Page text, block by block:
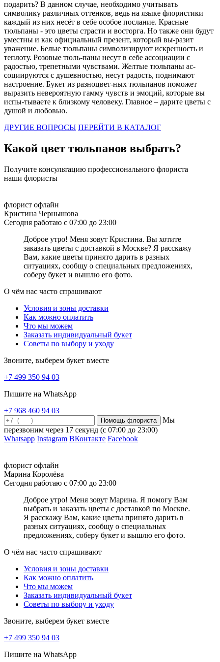
подарить? В данном случае, необходимо учитывать
символику различных оттенков, ведь на языке флористики
каждый из них несёт в себе особое послание. Красные
тюльпаны - это цветы страсти и восторга. Но также они будут
уместны и как официальный презент, который вы-разит
уважение. Белые тюльпаны символизируют искренность и
теплоту. Розовые тюль-паны несут в себе ассоциации с
радостью, трепетными чувствами. Желтые тюльпаны ас-
социируются с душевностью, несут радость, поднимают
настроение. Букет из разноцвет-ных тюльпанов поможет
выразить невероятную гамму чувств и эмоций, которые вы
испы-тываете к близкому человеку. Главное – дарите цветы с
душой и любовью.
ДРУГИЕ ВОПРОСЫ ПЕРЕЙТИ В КАТАЛОГ
Какой цвет тюльпанов выбрать?
Получите консультацию профессионального флориста
наши флористы
флорист офлайн
Кристина Чернышова
Сегодня работаю с 07:00 до 23:00
Доброе утро! Меня зовут Кристина. Вы хотите
заказать цветы с доставкой в Москве? Я расскажу
Вам, какие цветы принято дарить в разных
ситуациях, сообщу о специальных предложениях,
соберу букет и вышлю его фото.
О чём нас часто спрашивают
Условия и зоны доставки
Как можно оплатить
Что мы можем
Заказать индивидуальный букет
Советы по выбору и уходу
Звоните, выберем букет вместе
+7 499 350 94 03
Пишите на WhatsApp
+7 968 460 94 03
Мы
перезвоним через 17 секунд (с 07:00 до 23:00)
Whatsapp Instagram ВКонтакте Facebook
флорист офлайн
Марина Королёва
Сегодня работаю с 07:00 до 23:00
Доброе утро! Меня зовут Марина. Я помогу Вам
выбрать и заказать цветы с доставкой по Москве.
Я расскажу Вам, какие цветы принято дарить в
разных ситуациях, сообщу о специальных
предложениях, соберу букет и вышлю его фото.
О чём нас часто спрашивают
Условия и зоны доставки
Как можно оплатить
Что мы можем
Заказать индивидуальный букет
Советы по выбору и уходу
Звоните, выберем букет вместе
+7 499 350 94 03
Пишите на WhatsApp
количество значений: восхищение смелостью и мужеством;
преданность и уверенность в своём успехе; крепкая дружба;
безграничная любовь, достойная смерти. При таком
разнообразии значений, только сам даритель может вложить в
такой необычный букет свой личный конечный смысл.
Что значит алый цвет цветов
Алый цвет является самым ярким и интенсивным, среди всех
оттенков красного. В отличии от бордовых или красных роз,
алые цветы поражают своей пламенной яркостью! Такие цветы
как будто бы кричат о пылкой страсти и любви, они расскажут
вашей избраннице о самых сильных и искренних чувствах. В
основном, алые цветы преподносят возлюбленной. Это уже
стало неизменной частью цветочного этикета, поэтому такой
знакомой. Дарите алые розы тогда, когда вы уверены в своих
помощи цветов!
Что значит бордовый цвет цветов
Бордовый цвет является неизменным символом роскоши и
богатства. Глубокий оттенок также способен выразить мудрость
и уважение, поэтому чаще всего букеты в бордовой цветовой
гамме преподносят зрелым женщинам. Такой презент выразит
ваше внимание и глубочайшее почтение. Также, бордовые
цветы помогут вам выразить сильное влечение и безграничную
любовь. Композиция из бордовых цветов будет уместна в
подарок маме, начальнику или на Юбилей. Если составить
композицию из бордовых цветов в шляпной коробке, то такой
презент будет выглядеть более торжественно. Бордовый – очень
глубокий оттенок, который сможет подчеркнуть изысканность и
элегантность получательницы!
Что значит розовый цвет цветов
Любые цветы в розовом оттенке выглядят очень элегантно и
нежно. Они наполнены любовью и восхищением, но в них нет
той пылкой страсти и эмоций, как в красных розах. Розовые
цветы символизируют трепетную и нежную любовь, симпатию
и восторг. Существует огромное множество различных оттенков
розового. Рассмотрим основные оттенки и в каких случаях их
юным девушках в знак выражения симпатии. Пыльные розы
цветы дарят в знак признательности, благодарности и уважения.
Коралловые розы расскажут об элегантности и изысканности
вашей избранницы. Выбирая букет цветов в подарок, помните о
возможности рассказать о ваших чувствах и эмоциях при
Что означает, когда дарят розовые розы девушке
С давних времён розовые розы наделены одним единственным
значением: они являются символом нежности, элегантности и
красоты. Вне зависимости от оттенка и количества роз в букете,
композиции из розовых роз всегда выглядят невероятно
изысканно и роскошно. Что символизируют подаренные
розовые розы? Богатый и многогранный язык цветов трактует
подранный букет розовых роз, как выражение симпатии,
нежных и искренних эмоций, а также уважения и
благодарности. Выбирая розовые розы для девушки, обратите
симпатию, дружбу, романтичность, а тёмно-розовые оттенки
расскажут о восхищении и ярких чувствах. Чудесный букет из
розовых роз сможет подарить вашей избраннице самые яркие
эмоции!
разнообразием: розы, герберы, гвоздики, тюльпаны, хризантемы
нескольких оттенков. Прежде всего, оранжевый цвет